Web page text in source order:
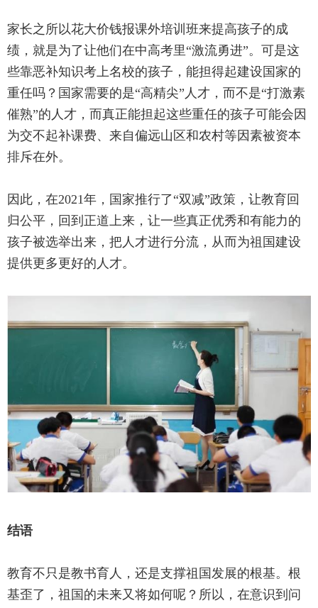
家长之所以花大价钱报课外培训班来提高孩子的成
绩，就是为了让他们在中高考里“激流勇进”。可是这
些靠恶补知识考上名校的孩子，能担得起建设国家的
重任吗？国家需要的是“高精尖”人才，而不是“打激素
催熟”的人才，而真正能担起这些重任的孩子可能会因
为交不起补课费、来自偏远山区和农村等因素被资本
排斥在外。
因此，在2021年，国家推行了“双减”政策，让教育回
归公平，回到正道上来，让一些真正优秀和有能力的
孩子被选举出来，把人才进行分流，从而为祖国建设
提供更多更好的人才。
结语
教育不只是教书育人，还是支撑祖国发展的根基。根
基歪了，祖国的未来又将如何呢？所以，在意识到问